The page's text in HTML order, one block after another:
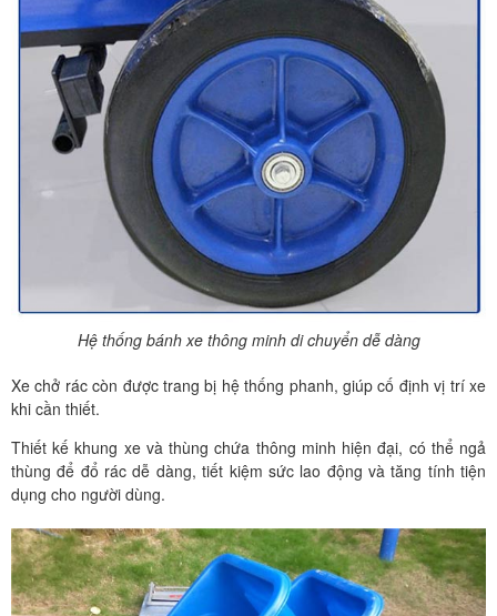
Hệ thống bánh xe thông minh di chuyển dễ dàng
Xe chở rác còn được trang bị hệ thống phanh, giúp cố định vị trí xe
khi cần thiết.
Thiết kế khung xe và thùng chứa thông minh hiện đại, có thể ngả
thùng để đổ rác dễ dàng, tiết kiệm sức lao động và tăng tính tiện
dụng cho người dùng.